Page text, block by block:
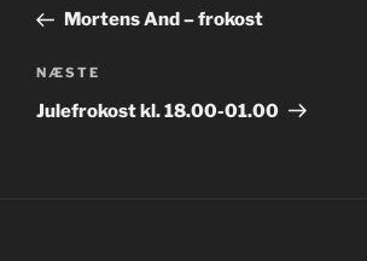
indlægMortens And – frokost
Næste
indlæg
NÆSTE
Julefrokost kl. 18.00-01.00